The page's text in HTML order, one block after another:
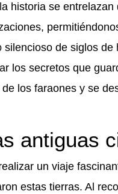
historia se
de siglos
los secretos que
los faraones y se
antiguas
un viaje
estas tierras. Al